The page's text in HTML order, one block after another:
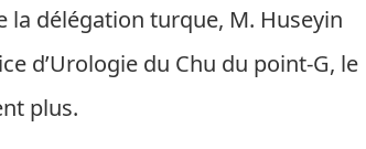
la délégation turque, M. Huseyin
d’Urologie du Chu du point-G, le
plus.